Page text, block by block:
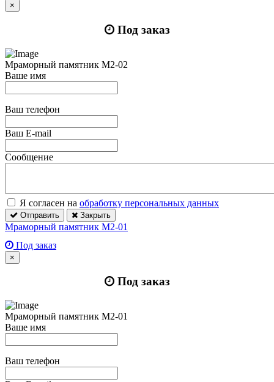
×
Под заказ
Мраморный памятник М2-02
Ваше имя
Ваш телефон
Ваш E-mail
Сообщение
Я согласен на обработку персональных данных
Отправить Закрыть
Мраморный памятник М2-01
Под заказ
×
Под заказ
Мраморный памятник М2-01
Ваше имя
Ваш телефон